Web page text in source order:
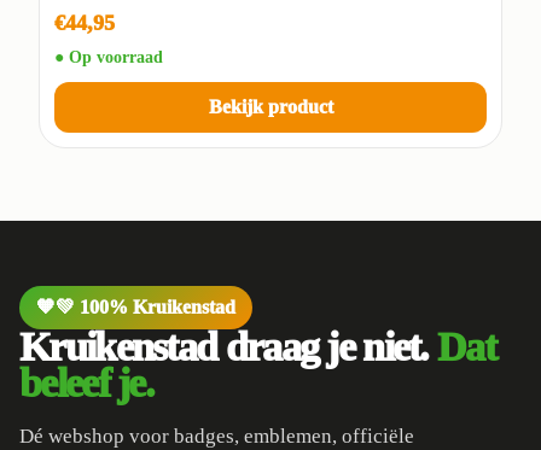
€44,95
● Op voorraad
Bekijk product
🧡💚 100% Kruikenstad
Kruikenstad draag je niet.Dat
beleef je.
Dé webshop voor badges, emblemen, officiële